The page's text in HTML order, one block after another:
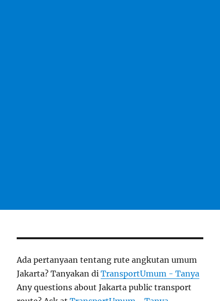
Ada pertanyaan tentang rute angkutan umum
Jakarta? Tanyakan diTransportUmum - Tanya
Any questions about Jakarta public transport